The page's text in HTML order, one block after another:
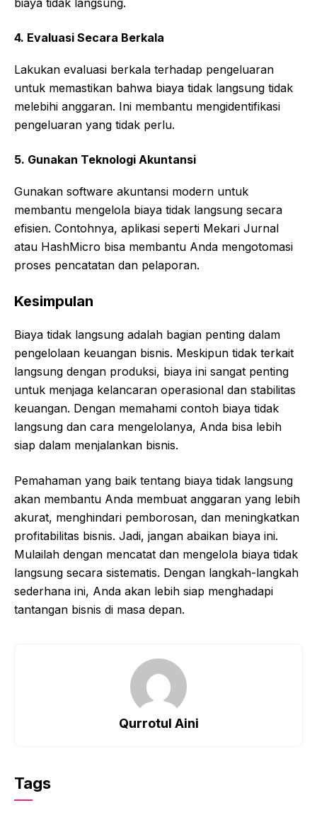
4. Evaluasi Secara Berkala
Lakukan evaluasi berkala terhadap pengeluaran
untuk memastikan bahwa biaya tidak langsung tidak
melebihi anggaran. Ini membantu mengidentifikasi
pengeluaran yang tidak perlu.
5. Gunakan Teknologi Akuntansi
Gunakan software akuntansi modern untuk
membantu mengelola biaya tidak langsung secara
efisien. Contohnya, aplikasi seperti Mekari Jurnal
atau HashMicro bisa membantu Anda mengotomasi
proses pencatatan dan pelaporan.
Kesimpulan
Biaya tidak langsung adalah bagian penting dalam
pengelolaan keuangan bisnis. Meskipun tidak terkait
langsung dengan produksi, biaya ini sangat penting
untuk menjaga kelancaran operasional dan stabilitas
keuangan. Dengan memahami contoh biaya tidak
langsung dan cara mengelolanya, Anda bisa lebih
siap dalam menjalankan bisnis.
Pemahaman yang baik tentang biaya tidak langsung
akan membantu Anda membuat anggaran yang lebih
akurat, menghindari pemborosan, dan meningkatkan
profitabilitas bisnis. Jadi, jangan abaikan biaya ini.
Mulailah dengan mencatat dan mengelola biaya tidak
langsung secara sistematis. Dengan langkah-langkah
sederhana ini, Anda akan lebih siap menghadapi
tantangan bisnis di masa depan.
Qurrotul Aini
Tags